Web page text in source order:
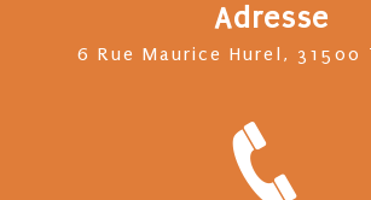
Adresse
6 Rue Maurice Hurel,